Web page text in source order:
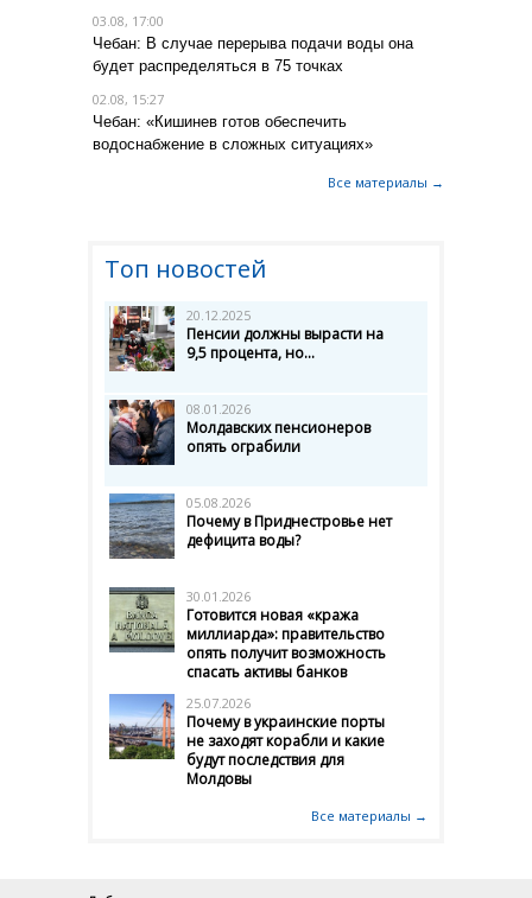
03.08, 17:00
Чебан: В случае перерыва подачи воды она
будет распределяться в 75 точках
02.08, 15:27
Чебан: «Кишинев готов обеспечить
водоснабжение в сложных ситуациях»
Все материалы →
Топ новостей
20.12.2025
Пенсии должны вырасти на
9,5 процента, но...
08.01.2026
Молдавских пенсионеров
опять ограбили
05.08.2026
Почему в Приднестровье нет
дефицита воды?
30.01.2026
Готовится новая «кража
миллиарда»: правительство
опять получит возможность
спасать активы банков
25.07.2026
Почему в украинские порты
не заходят корабли и какие
будут последствия для
Молдовы
Все материалы →